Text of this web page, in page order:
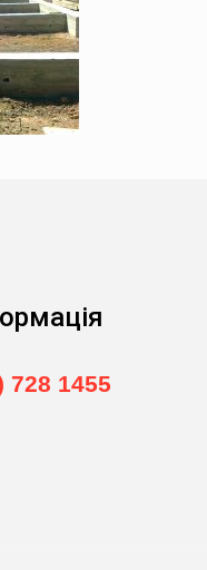
728 1455